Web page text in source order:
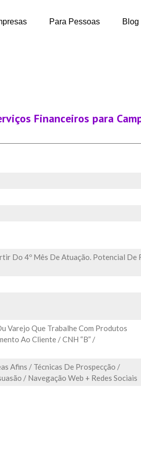
Para Pessoas Blog
Financeiros para
Do 4º Mês De Atuação. Potencial De
Varejo Que Trabalhe Com Produtos
Ao Cliente / CNH “B” /
Afins / Técnicas De Prospecção /
/ Navegação Web + Redes Sociais